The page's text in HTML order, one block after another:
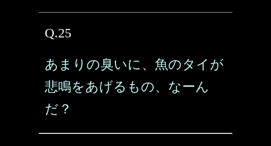
Q.25
あまりの臭いに、魚のタイが
悲鳴をあげるもの、なーん
だ？